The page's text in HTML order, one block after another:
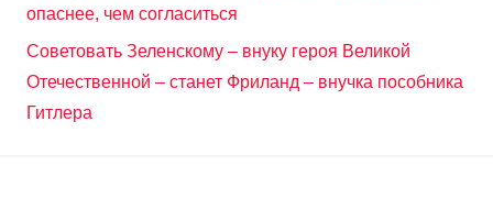
опаснее, чем согласиться
Советовать Зеленскому – внуку героя Великой
Отечественной – станет Фриланд – внучка пособника
Гитлера